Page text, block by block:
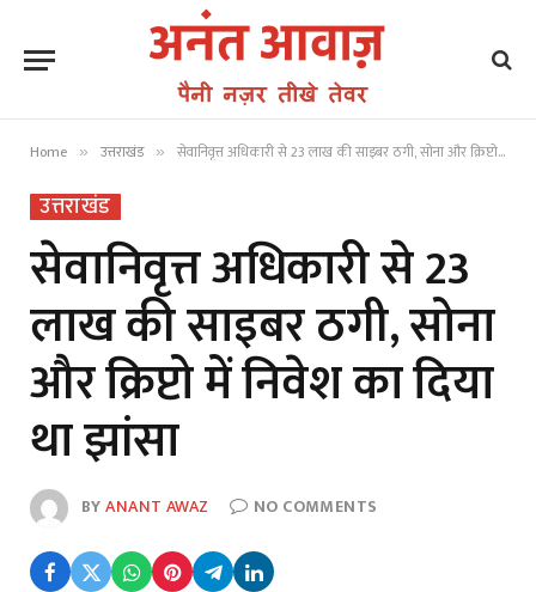
Home » उत्तराखंड » सेवानिवृत्त अधिकारी से 23 लाख की साइबर ठगी, सोना और क्रिप्टो में निवेश का दिया था झांसा
उत्तराखंड
सेवानिवृत्त अधिकारी से 23
लाख की साइबर ठगी, सोना
और क्रिप्टो में निवेश का दिया
था झांसा
BYANANT AWAZ NO COMMENTS